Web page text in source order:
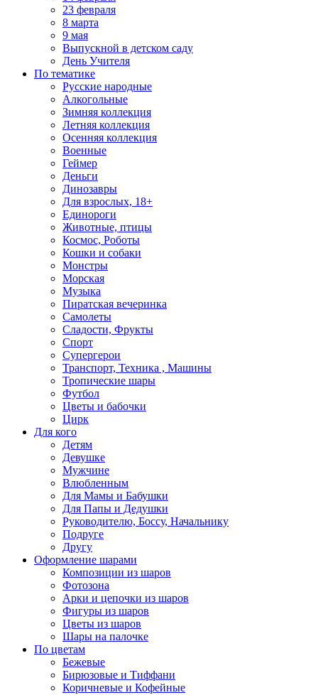
23 февраля
8 марта
9 мая
Выпускной в детском саду
День Учителя
По тематике
Русские народные
Алкогольные
Зимняя коллекция
Летняя коллекция
Осенняя коллекция
Военные
Геймер
Деньги
Динозавры
Для взрослых, 18+
Единороги
Животные, птицы
Космос, Роботы
Кошки и собаки
Монстры
Морская
Музыка
Пиратская вечеринка
Самолеты
Сладости, Фрукты
Спорт
Супергерои
Транспорт, Техника , Машины
Тропические шары
Футбол
Цветы и бабочки
Цирк
Для кого
Детям
Девушке
Мужчине
Влюбленным
Для Мамы и Бабушки
Для Папы и Дедушки
Руководителю, Боссу, Начальнику
Подруге
Другу
Оформление шарами
Композиции из шаров
Фотозона
Арки и цепочки из шаров
Фигуры из шаров
Цветы из шаров
Шары на палочке
По цветам
Бежевые
Бирюзовые и Тиффани
Коричневые и Кофейные